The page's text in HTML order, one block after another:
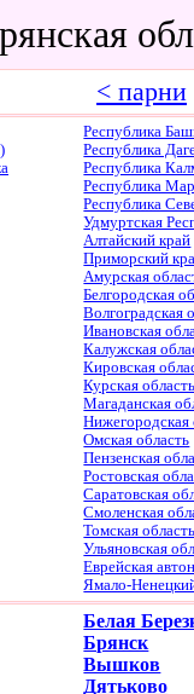
< парни
Республика
Республика
Республика
Республика
Республика
Удмуртская
Алтайский край
Приморский
Амурская
Белгородская
Волгоградская
Ивановская
Калужская
Кировская
Курская
Магаданская
Нижегородская
Омская область
Пензенская
Ростовская
Саратовская
Смоленская
Томская
Ульяновская
Еврейская
Ямало-
Белая
Брянск
Вышков
Дятьково